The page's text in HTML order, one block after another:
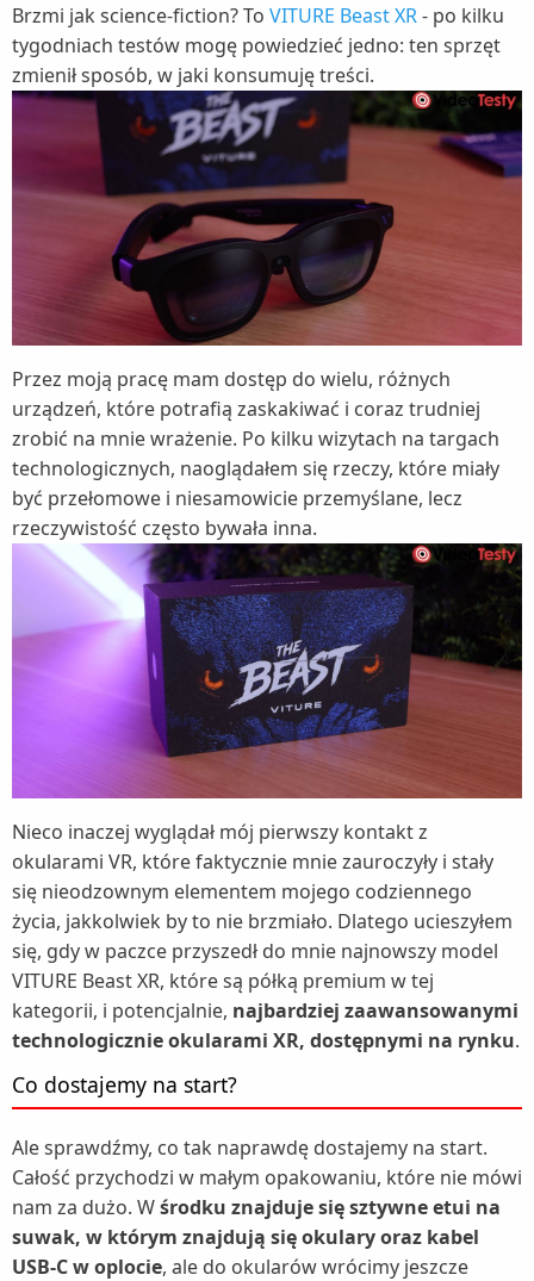
Brzmi jak science-fiction? To VITURE Beast XR- po kilku
tygodniach testów mogę powiedzieć jedno: ten sprzęt
zmienił sposób, w jaki konsumuję treści.
Przez moją pracę mam dostęp do wielu, różnych
urządzeń, które potrafią zaskakiwać i coraz trudniej
zrobić na mnie wrażenie. Po kilku wizytach na targach
technologicznych, naoglądałem się rzeczy, które miały
być przełomowe i niesamowicie przemyślane, lecz
rzeczywistość często bywała inna.
Nieco inaczej wyglądał mój pierwszy kontakt z
okularami VR, które faktycznie mnie zauroczyły i stały
się nieodzownym elementem mojego codziennego
życia, jakkolwiek by to nie brzmiało. Dlatego ucieszyłem
się, gdy w paczce przyszedł do mnie najnowszy model
VITURE Beast XR, które są półką premium w tej
kategorii, i potencjalnie, najbardziej zaawansowanymi
technologicznie okularami XR, dostępnymi na rynku.
Co dostajemy na start?
Ale sprawdźmy, co tak naprawdę dostajemy na start.
Całość przychodzi w małym opakowaniu, które nie mówi
nam za dużo. Wśrodku znajduje się sztywne etui na
suwak, w którym znajdują się okulary oraz kabel
USB-C w oplocie, ale do okularów wrócimy jeszcze